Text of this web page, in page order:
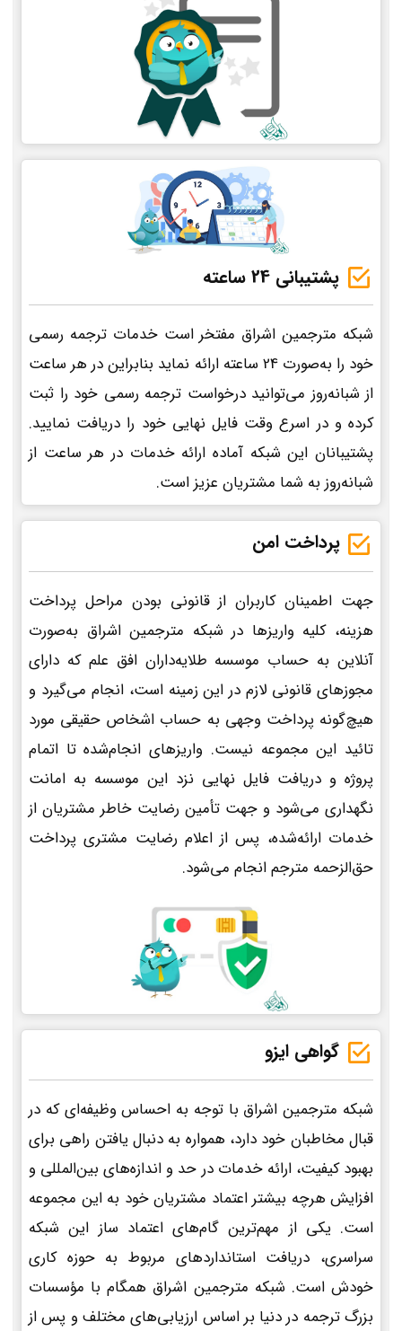
پشتیبانی 24 ساعته
شبکه مترجمین اشراق مفتخر است خدمات ترجمه رسمی
خود را به‌صورت 24 ساعته ارائه نماید بنابراین در هر ساعت
از شبانه‌روز می‌توانید درخواست ترجمه رسمی خود را ثبت
کرده و در اسرع وقت فایل نهایی خود را دریافت نمایید.
پشتیبانان این شبکه آماده ارائه خدمات در هر ساعت از
شبانه‌روز به شما مشتریان عزیز است.
پرداخت امن
جهت اطمینان کاربران از قانونی بودن مراحل پرداخت
هزینه، کلیه واریزها در شبکه مترجمین اشراق به‌صورت
آنلاین به حساب موسسه طلایه‌داران افق علم که دارای
مجوزهای قانونی لازم در این زمینه است، انجام می‌گیرد و
هیچ‌گونه پرداخت وجهی به حساب اشخاص حقیقی مورد
تائید این مجموعه نیست. واریزهای انجام‌شده تا اتمام
پروژه و دریافت فایل نهایی نزد این موسسه به امانت
نگهداری می‌شود و جهت تأمین رضایت خاطر مشتریان از
خدمات ارائه‌شده، پس از اعلام رضایت مشتری پرداخت
حق‌الزحمه مترجم انجام می‌شود.
گواهی ایزو
شبکه مترجمین اشراق با توجه به احساس وظیفه‌ای که در
قبال مخاطبان خود دارد، همواره به دنبال یافتن راهی برای
بهبود کیفیت، ارائه خدمات در حد و اندازه‌های بین‌المللی و
افزایش هرچه بیشتر اعتماد مشتریان خود به این مجموعه
است. یکی از مهم‌ترین گام‌های اعتماد ساز این شبکه
سراسری، دریافت استانداردهای مربوط به حوزه کاری
خودش است. شبکه مترجمین اشراق همگام با مؤسسات
بزرگ ترجمه در دنیا بر اساس ارزیابی‌های مختلف و پس از